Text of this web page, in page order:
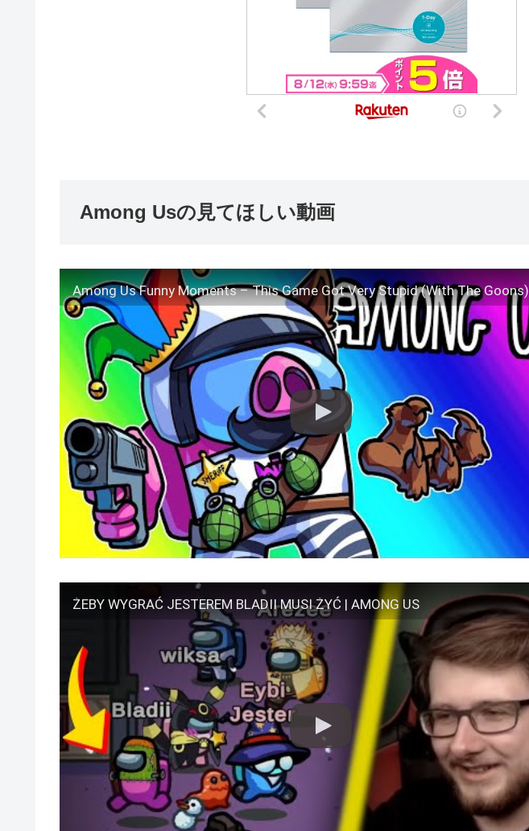
Among Usの見てほしい動画
Among Us Funny Moments – This Game Got Very Stupid (With The Goons)
ŻEBY WYGRAĆ JESTEREM BLADII MUSI ŻYĆ | AMONG US